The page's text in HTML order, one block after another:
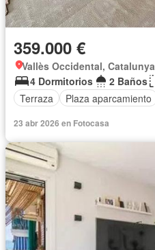
359.000 €
Vallès Occidental, Catalunya
4 Dormitorios
2 Baños
Terraza
Plaza aparcamiento
23 abr 2026 en Fotocasa